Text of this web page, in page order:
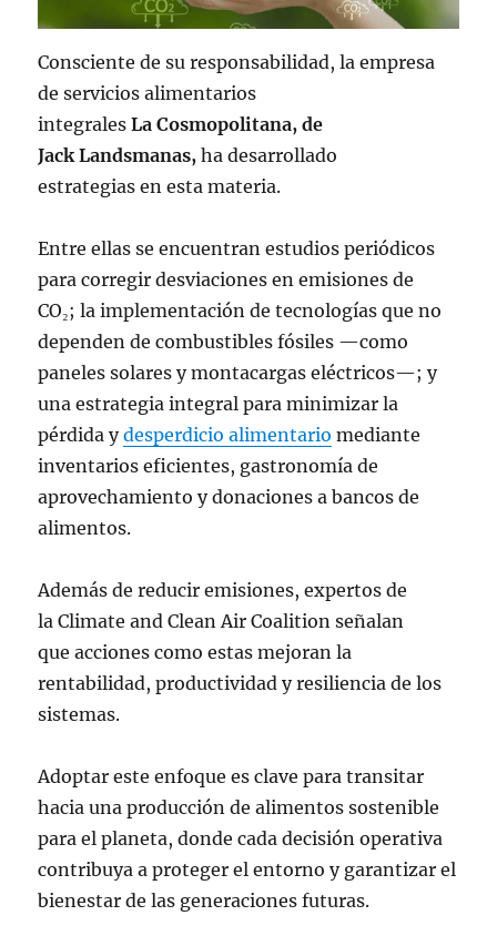
Consciente de su responsabilidad, la empresa
de servicios alimentarios
integralesLa Cosmopolitana, de
Jack Landsmanas, ha desarrollado
estrategias en esta materia.
Entre ellas se encuentran estudios periódicos
para corregir desviaciones en emisiones de
CO₂; la implementación de tecnologías que no
dependen de combustibles fósiles —como
paneles solares y montacargas eléctricos—; y
una estrategia integral para minimizar la
pérdida ydesperdicio alimentario mediante
inventarios eficientes, gastronomía de
aprovechamiento y donaciones a bancos de
alimentos.
Además de reducir emisiones, expertos de
la Climate and Clean Air Coalition señalan
que acciones como estas mejoran la
rentabilidad, productividad y resiliencia de los
sistemas.
Adoptar este enfoque es clave para transitar
hacia una producción de alimentos sostenible
para el planeta, donde cada decisión operativa
contribuya a proteger el entorno y garantizar el
bienestar de las generaciones futuras.